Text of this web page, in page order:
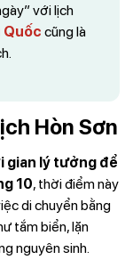
với lịch
Quốc cũng là
Hòn Sơn
gian lý tưởng để
10, thời điểm này
di chuyển bằng
tắm biển, lặn
nguyên sinh.